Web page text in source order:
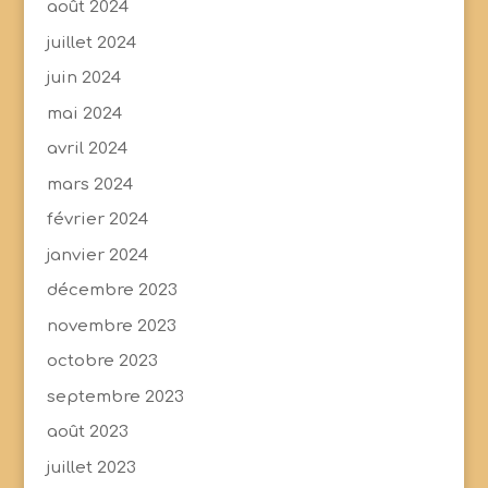
août 2024
juillet 2024
juin 2024
mai 2024
avril 2024
mars 2024
février 2024
janvier 2024
décembre 2023
novembre 2023
octobre 2023
septembre 2023
août 2023
juillet 2023